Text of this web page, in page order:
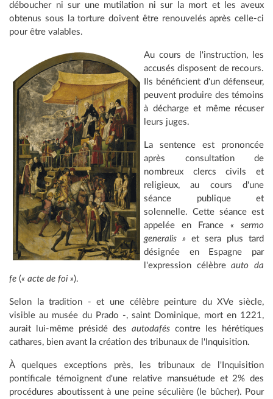
déboucher ni sur une mutilation ni sur la mort et les aveux
obtenus sous la torture doivent être renouvelés après celle-ci
pour être valables.
Au cours de l'instruction, les
accusés disposent de recours.
Ils bénéficient d'un défenseur,
peuvent produire des témoins
à décharge et même récuser
leurs juges.
La sentence est prononcée
après consultation de
nombreux clercs civils et
religieux, au cours d'une
séance publique et
solennelle. Cette séance est
appelée en France « sermo
generalis » et sera plus tard
désignée en Espagne par
l'expression célèbreauto da
fe (« acte de foi »).
Selon la tradition - et une célèbre peinture du XVe siècle,
visible au musée du Prado -, saint Dominique, mort en 1221,
aurait lui-même présidé des autodafés contre les hérétiques
cathares, bien avant la création des tribunaux de l'Inquisition.
À quelques exceptions près, les tribunaux de l'Inquisition
pontificale témoignent d'une relative mansuétude et 2% des
procédures aboutissent à une peine séculière (le bûcher). Pour